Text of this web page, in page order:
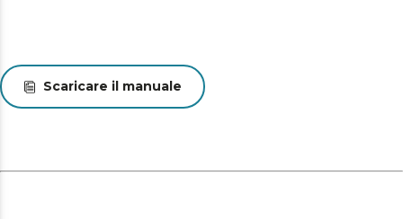
Scaricare il manuale